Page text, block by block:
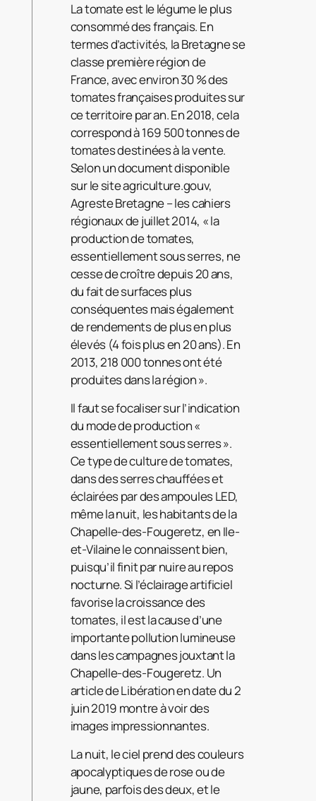
La tomate est le légume le plus
consommé des français. En
termes d’activités, la Bretagne se
classe première région de
France, avec environ 30 % des
tomates françaises produites sur
ce territoire par an. En 2018, cela
correspond à 169 500 tonnes de
tomates destinées à la vente.
Selon un document disponible
sur le site agriculture.gouv,
Agreste Bretagne – les cahiers
régionaux de juillet 2014, « la
production de tomates,
essentiellement sous serres, ne
cesse de croître depuis 20 ans,
du fait de surfaces plus
conséquentes mais également
de rendements de plus en plus
élevés (4 fois plus en 20 ans). En
2013, 218 000 tonnes ont été
produites dans la région ».
Il faut se focaliser sur l’indication
du mode de production «
essentiellement sous serres ».
Ce type de culture de tomates,
dans des serres chauffées et
éclairées par des ampoules LED,
même la nuit, les habitants de la
Chapelle-des-Fougeretz, en Ile-
et-Vilaine le connaissent bien,
puisqu’il finit par nuire au repos
nocturne. Si l’éclairage artificiel
favorise la croissance des
tomates, il est la cause d’une
importante pollution lumineuse
dans les campagnes jouxtant la
Chapelle-des-Fougeretz. Un
article de Libération en date du 2
juin 2019 montre à voir des
images impressionnantes.
La nuit, le ciel prend des couleurs
apocalyptiques de rose ou de
jaune, parfois des deux, et le